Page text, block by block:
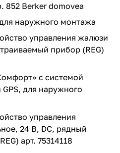
852 Berker domovea
наружного монтажа
управления жалюзи
прибор (REG)
с системой
для наружного
управления
24 В, DC, рядный
арт. 75314118